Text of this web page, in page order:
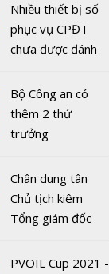
Nhiều thiết bị số
phục vụ CPĐT
chưa được đánh
Bộ Công an có
thêm 2 thứ
trưởng
Chân dung tân
Chủ tịch kiêm
Tổng giám đốc
Tào Đức Thắng
PVOIL Cup 2021 -